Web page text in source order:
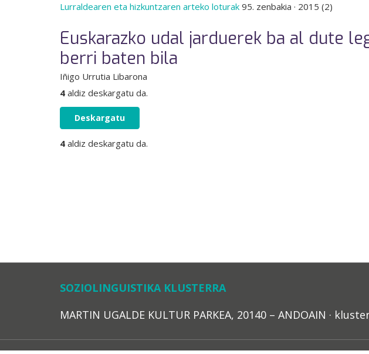
Lurraldearen eta hizkuntzaren arteko loturak 95. zenbakia · 2015 (2)
Euskarazko udal jarduerek ba al dute
berri baten bila
Iñigo Urrutia Libarona
4 aldiz deskargatu da.
Deskargatu
4 aldiz deskargatu da.
SOZIOLINGUISTIKA KLUSTERRA
MARTIN UGALDE KULTUR PARKEA, 20140 – ANDOAIN ·